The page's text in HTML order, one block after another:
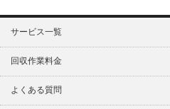
サービス一覧
回収作業料金
よくある質問